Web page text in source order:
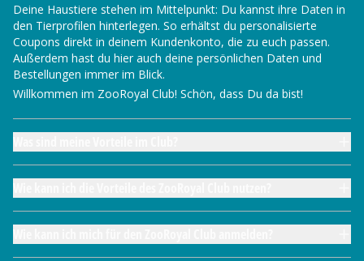
Deine Haustiere stehen im Mittelpunkt: Du kannst ihre Daten in
den Tierprofilen hinterlegen. So erhältst du personalisierte
Coupons direkt in deinem Kundenkonto, die zu euch passen.
Außerdem hast du hier auch deine persönlichen Daten und
Bestellungen immer im Blick.
Willkommen im ZooRoyal Club! Schön, dass Du da bist!